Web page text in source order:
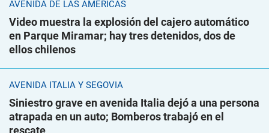
AVENIDA DE LAS AMÉRICAS
Video muestra la explosión del cajero automático
en Parque Miramar; hay tres detenidos, dos de
ellos chilenos
AVENIDA ITALIA Y SEGOVIA
Siniestro grave en avenida Italia dejó a una persona
atrapada en un auto; Bomberos trabajó en el
rescate